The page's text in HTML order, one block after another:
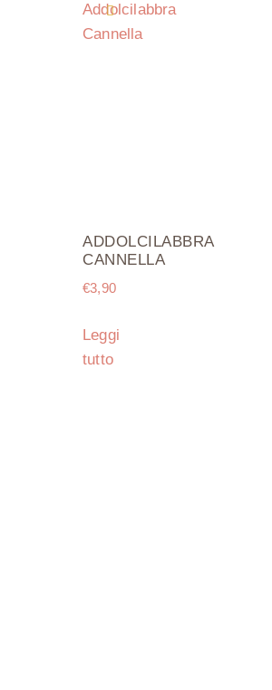
ADDOLCILABBRA
CANNELLA
€3,90
Leggi
tutto